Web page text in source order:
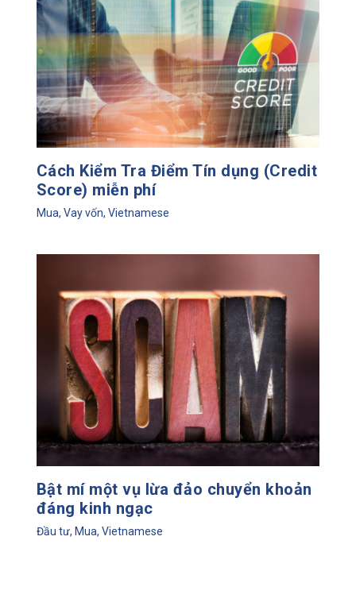
Cách Kiểm Tra Điểm Tín dụng (Credit
Score) miễn phí
Mua, Vay vốn, Vietnamese
Bật mí một vụ lừa đảo chuyển khoản
đáng kinh ngạc
Đầu tư, Mua, Vietnamese